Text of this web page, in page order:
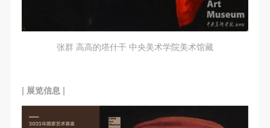
张群 高高的塔什干 中央美术学院美术馆藏
| 展览信息 |